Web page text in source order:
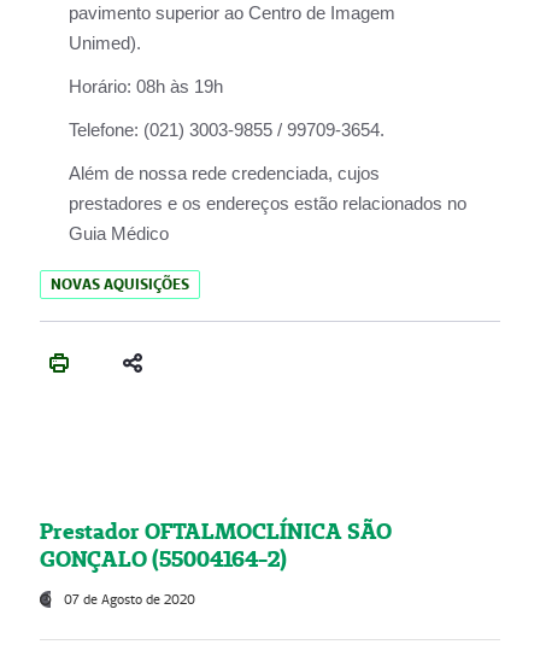
pavimento superior ao Centro de Imagem
Unimed).
Horário: 08h às 19h
Telefone: (021) 3003-9855 / 99709-3654.
Além de nossa rede credenciada, cujos
prestadores e os endereços estão relacionados no
Guia Médico
NOVAS AQUISIÇÕES
Prestador OFTALMOCLÍNICA SÃO
GONÇALO (55004164-2)
07 de Agosto de 2020